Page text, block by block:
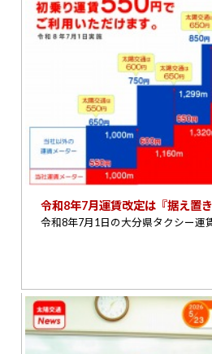
令和8年7月運賃改定は『据え置き
令和8年7月1日の大分県タクシー運